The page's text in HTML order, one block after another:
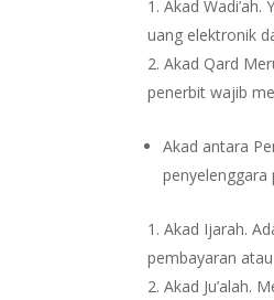
Akad
uang elektronik
Akad Qard
penerbit wajib
Akad antara
penyelenggara
Akad Ijarah.
pembayaran atau
Akad Ju’alah.